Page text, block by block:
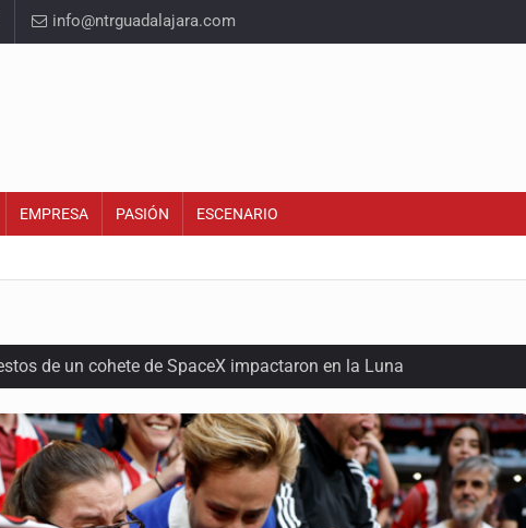
info@ntrguadalajara.com
EMPRESA PASIÓN ESCENARIO
de un cohete de SpaceX impactaron en la Luna
con una segunda temporada
y se clasifica al Mundial sub 20
entre Trump y Hegseth por falta de municiones